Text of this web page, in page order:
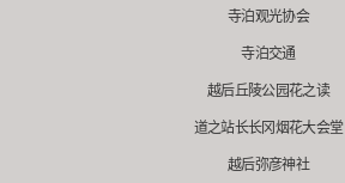
寺泊观光协会
寺泊交通
越后丘陵公园花之读
道之站长长冈烟花大会堂
越后弥彦神社